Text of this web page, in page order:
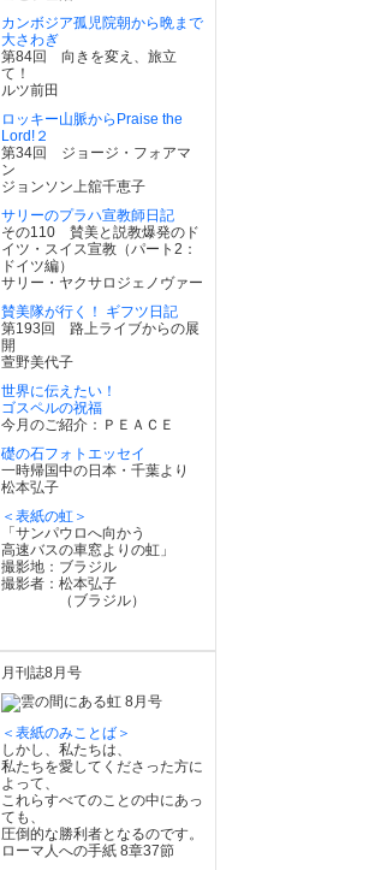
カンボジア孤児院朝から晩まで
大さわぎ
第84回 向きを変え、旅立
て！
ルツ前田
ロッキー山脈からPraise the
Lord!２
第34回 ジョージ・フォアマ
ン
ジョンソン上舘千恵子
サリーのプラハ宣教師日記
その110 賛美と説教爆発のド
イツ・スイス宣教（パート2：
ドイツ編）
サリー・ヤクサロジェノヴァー
賛美隊が行く！ ギフツ日記
第193回 路上ライブからの展
開
萱野美代子
世界に伝えたい！
ゴスペルの祝福
今月のご紹介：ＰＥＡＣＥ
礎の石フォトエッセイ
一時帰国中の日本・千葉より
松本弘子
＜表紙の虹＞
「サンパウロへ向かう
高速バスの車窓よりの虹」
撮影地：ブラジル
撮影者：松本弘子
（ブラジル）
月刊誌8月号
＜表紙のみことば＞
しかし、私たちは、
私たちを愛してくださった方に
よって、
これらすべてのことの中にあっ
ても、
圧倒的な勝利者となるのです。
ローマ人への手紙 8章37節